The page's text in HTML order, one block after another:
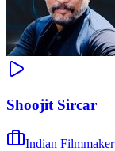
Shoojit Sircar
Indian Filmmaker